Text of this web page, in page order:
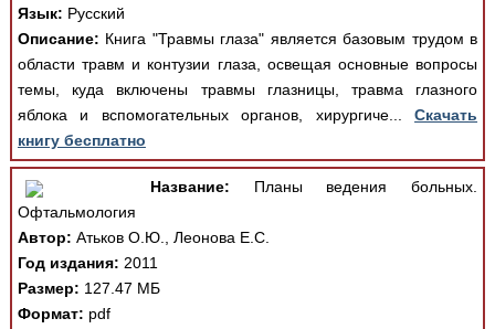
Язык: Русский
Описание: Книга "Травмы глаза" является базовым трудом в
области травм и контузии глаза, освещая основные вопросы
темы, куда включены травмы глазницы, травма глазного
яблока и вспомогательных органов, хирургиче...Скачать
книгу бесплатно
Название: Планы ведения больных.
Офтальмология
Автор: Атьков О.Ю., Леонова Е.С.
Год издания: 2011
Размер: 127.47 МБ
Формат: pdf